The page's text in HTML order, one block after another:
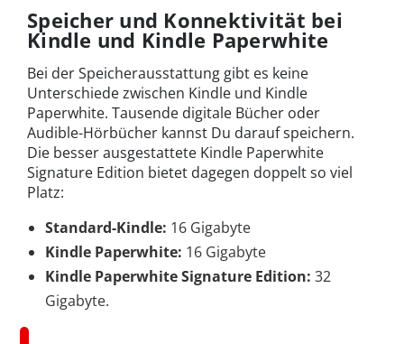
Speicher und Konnektivität bei
Kindle und Kindle Paperwhite
Bei der Speicherausstattung gibt es keine
Unterschiede zwischen Kindle und Kindle
Paperwhite. Tausende digitale Bücher oder
Audible-Hörbücher kannst Du darauf speichern.
Die besser ausgestattete Kindle Paperwhite
Signature Edition bietet dagegen doppelt so viel
Platz:
Standard-Kindle: 16 Gigabyte
Kindle Paperwhite: 16 Gigabyte
Kindle Paperwhite Signature Edition: 32
Gigabyte.